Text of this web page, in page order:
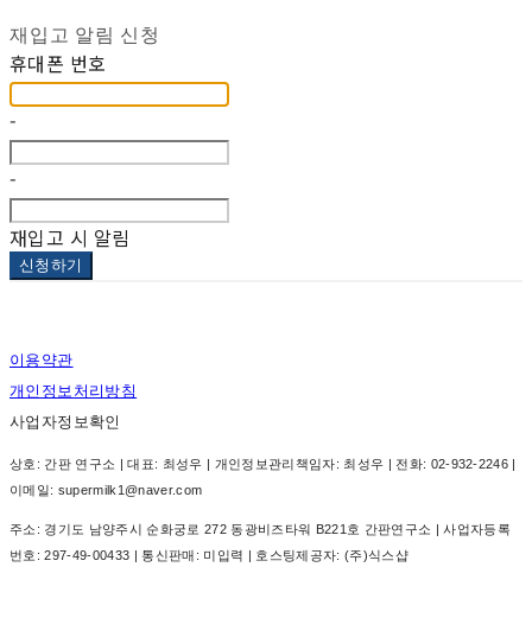
재입고 알림 신청
휴대폰 번호
-
-
재입고 시 알림
신청하기
이용약관
개인정보처리방침
사업자정보확인
상호: 간판 연구소 | 대표: 최성우 | 개인정보관리책임자: 최성우 | 전화: 02-932-2246 |
이메일: supermilk1@naver.com
주소: 경기도 남양주시 순화궁로 272 동광비즈타워 B221호 간판연구소 | 사업자등록
번호:297-49-00433 | 통신판매: 미입력 | 호스팅제공자: (주)식스샵